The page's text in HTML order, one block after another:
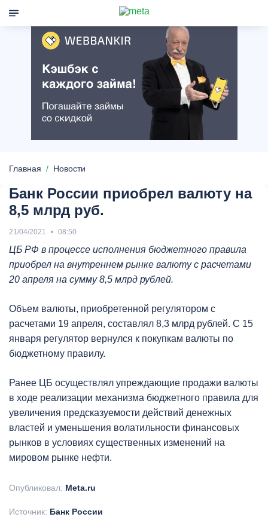
Главная Новости
Банк России приобрел валюту на
8,5 млрд руб.
21/04/2021 08:50
ЦБ РФ в процессе исполнения бюджетного правила
приобрел на внутреннем рынке валюту с расчетами
20 апреля на сумму 8,5 млрд рублей.
Объем валюты, приобретенной регулятором с
расчетами 19 апреля, составлял 8,3 млрд рублей. С 15
января регулятор вернулся к покупкам валюты по
бюджетному правилу.
Ранее ЦБ осуществлял упреждающие продажи валюты
в ходе реализации механизма бюджетного правила для
увеличения предсказуемости действий денежных
властей и уменьшения волатильности финансовых
рынков в условиях существенных изменений на
мировом рынке нефти.
Опубликовал: Meta.ru
Источник: Банк России